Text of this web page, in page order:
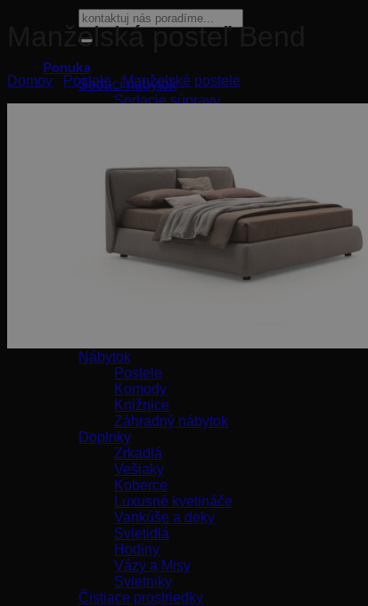
Hľadať:
Ponuka
Sedací nábytok
Sedacie súpravy
Taburetky
Barové stoličky
Kancelárske stoličky
Jedálenské stoly
Kancelárske stoly
Konferenčné stolíky
Nábytok
Postele
Komody
Knižnice
Záhradný nábytok
Doplnky
Zrkadlá
Vešiaky
Koberce
Luxusné kvetináče
Vankúše a deky
Svietidlá
Hodiny
Vázy a Misy
Svietniky
Čistiace prostriedky
Manželská posteľ Bend
Domov Postele / Manželské postele